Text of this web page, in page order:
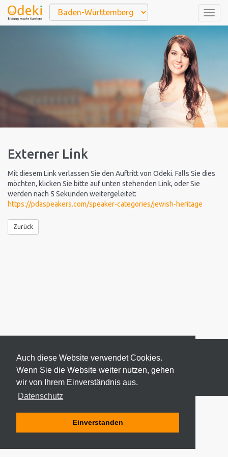
Auch diese Website verwendet Cookies.
Wenn Sie die Website weiter nutzen, gehen
wir von Ihrem Einverständnis aus.
Datenschutz
Einverstanden
Externer Link
Mit diesem Link verlassen Sie den Auftritt von Odeki. Falls Sie dies
möchten, klicken Sie bitte auf unten stehenden Link, oder Sie
werden nach 5 Sekunden weitergeleitet:
https://pdaspeakers.com/speaker-categories/jewish-heritage
Zurück
© 2026 ODEKI - ALLE RECHTE VORBEHALTEN